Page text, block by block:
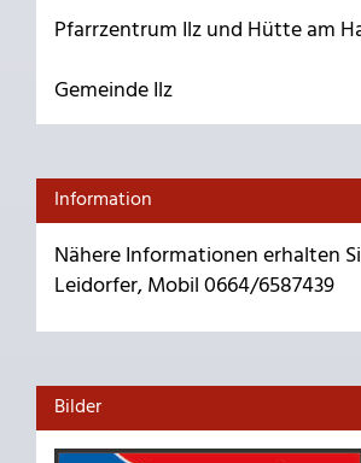
Pfarrzentrum Ilz und Hütte am
Gemeinde Ilz
Information
Nähere Informationen erhalten
Leidorfer, Mobil 0664/6587439
Bilder